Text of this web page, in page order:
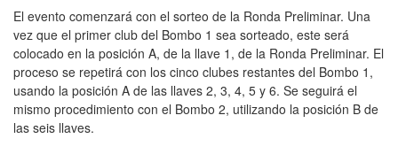
El evento comenzará con el sorteo de la Ronda Preliminar. Una
vez que el primer club del Bombo 1 sea sorteado, este será
colocado en la posición A, de la llave 1, de la Ronda Preliminar. El
proceso se repetirá con los cinco clubes restantes del Bombo 1,
usando la posición A de las llaves 2, 3, 4, 5 y 6. Se seguirá el
mismo procedimiento con el Bombo 2, utilizando la posición B de
las seis llaves.